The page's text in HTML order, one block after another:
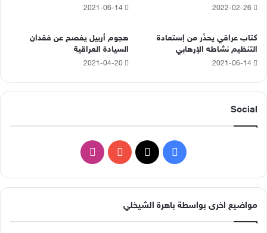
2022-02-26
2021-06-14
كتاب عراقي يحذّر من إستعادة
التنظيم نشاطه الإرهابي
2021-06-14
هجوم أربيل يفصح عن فقدان
السيادة العراقية
2021-04-20
Social
فيسبوك ‫YouTubeانستقرام
مواضيع اخرى بواسطة باهرة الشيخلي